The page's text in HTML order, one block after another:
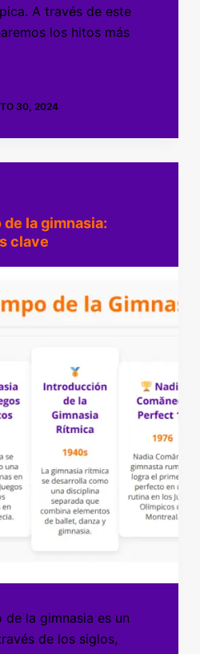
A través de este
los hitos más
30, 2024
la gimnasia:
clave
la gimnasia es un
de los siglos,